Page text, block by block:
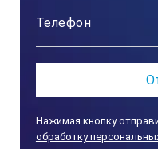
Нажимая кнопку
обработку